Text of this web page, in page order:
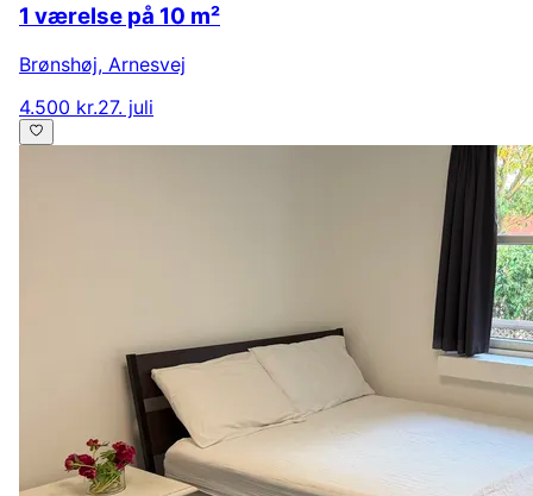
1 værelse på 10 m²
Brønshøj, Arnesvej
4.500 kr.27. juli